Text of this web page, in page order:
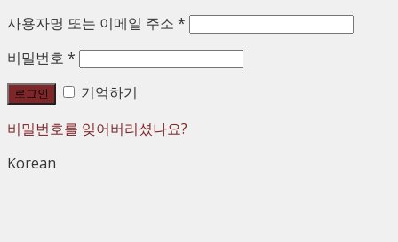
사용자명 또는 이메일 주소 *
비밀번호 *
로그인
기억하기
비밀번호를 잊어버리셨나요?
Korean